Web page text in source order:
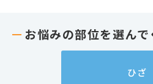
お悩みの部位を選んで
ひざ